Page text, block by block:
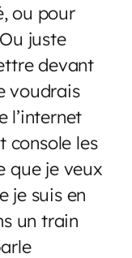
ou pour
juste
devant
voudrais
l’internet
console les
que je veux
je suis en
un train